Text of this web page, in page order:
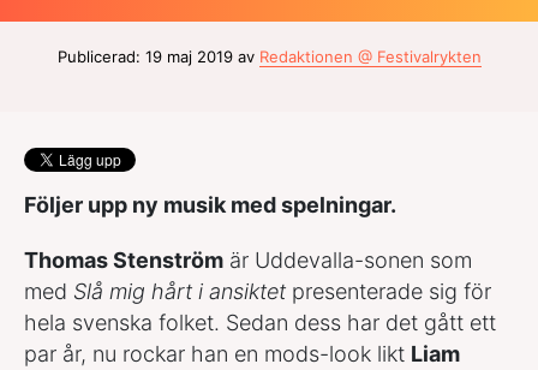
Publicerad: 19 maj 2019 av Redaktionen @ Festivalrykten
Följer upp ny musik med spelningar.
Thomas Stenström är Uddevalla-sonen som
med Slå mig hårt i ansiktet presenterade sig för
hela svenska folket. Sedan dess har det gått ett
par år, nu rockar han en mods-look likt Liam